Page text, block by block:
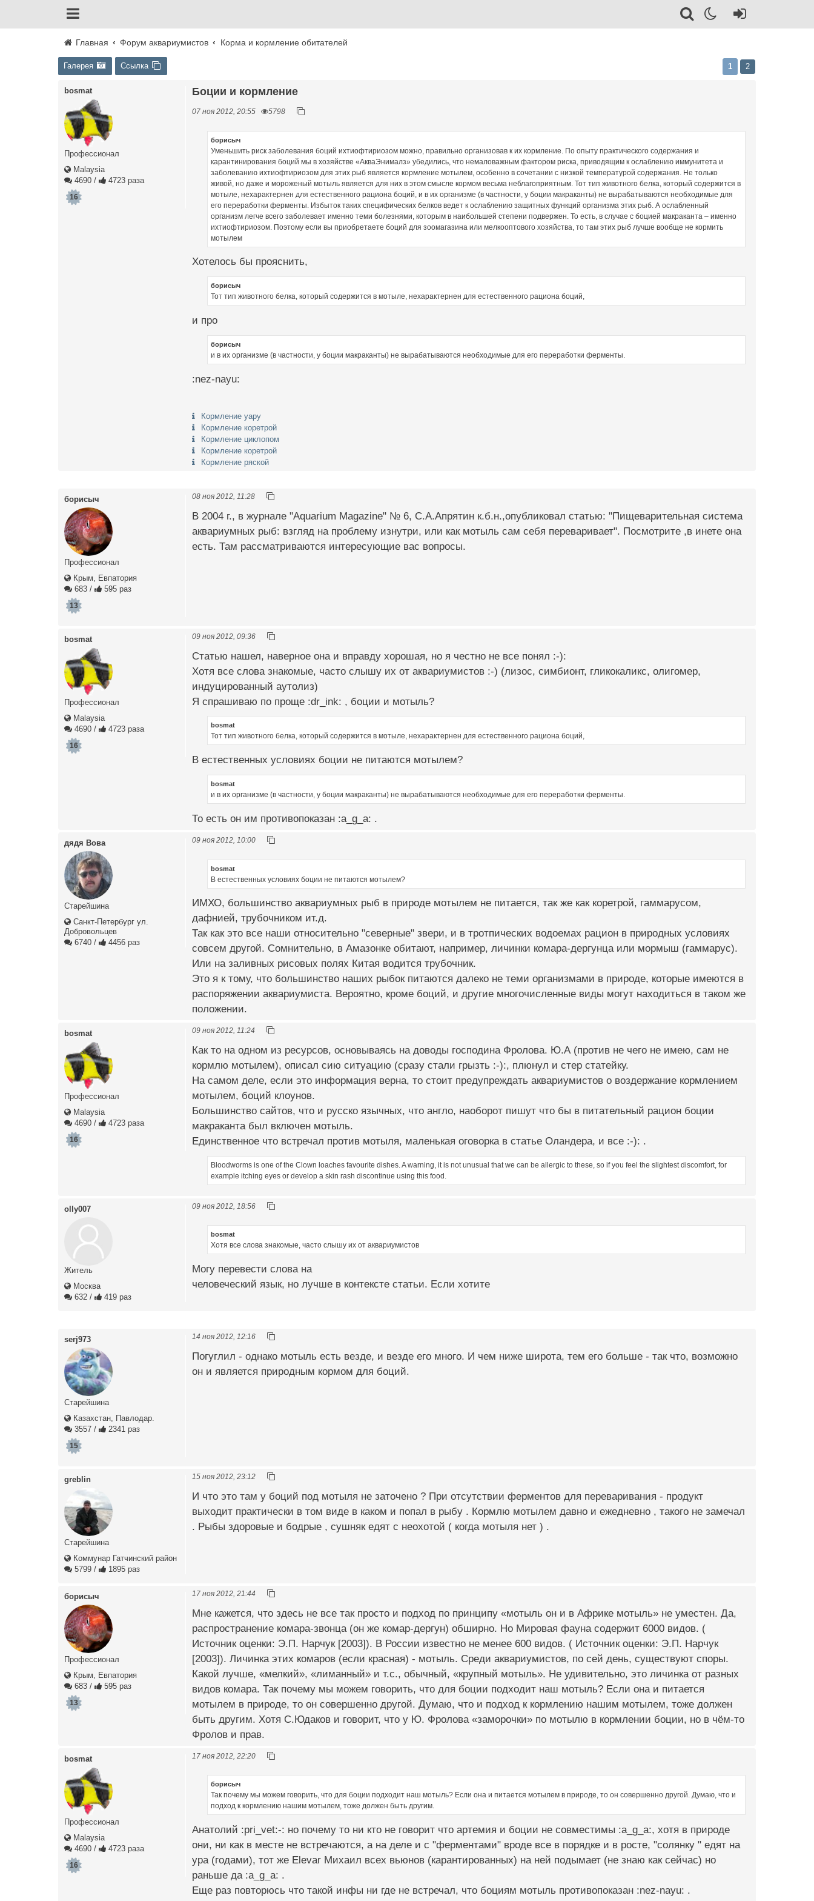
Главная Форум аквариумистов Корма и кормление обитателей
Галерея Ссылка 1 2
bosmat
Профессионал
Malaysia
4690 / 4723 раза
16
Боции и кормление
07 ноя 2012, 20:55 5798
борисыч
Уменьшить риск заболевания боций ихтиофтириозом можно, правильно организовав к их кормление. По опыту практического содержания и
карантинирования боций мы в хозяйстве «АкваЭнималз» убедились, что немаловажным фактором риска, приводящим к ослаблению иммунитета и
заболеванию ихтиофтириозом для этих рыб является кормление мотылем, особенно в сочетании с низкой температурой содержания. Не только
живой, но даже и мороженый мотыль является для них в этом смысле кормом весьма неблагоприятным. Тот тип животного белка, который содержится в
мотыле, нехарактернен для естественного рациона боций, и в их организме (в частности, у боции макраканты) не вырабатываются необходимые для
его переработки ферменты. Избыток таких специфических белков ведет к ослаблению защитных функций организма этих рыб. А ослабленный
организм легче всего заболевает именно теми болезнями, которым в наибольшей степени подвержен. То есть, в случае с боцией макраканта – именно
ихтиофтириозом. Поэтому если вы приобретаете боций для зоомагазина или мелкооптового хозяйства, то там этих рыб лучше вообще не кормить
мотылем
Хотелось бы прояснить,
борисыч
Тот тип животного белка, который содержится в мотыле, нехарактернен для естественного рациона боций,
и про
борисыч
и в их организме (в частности, у боции макраканты) не вырабатываются необходимые для его переработки ферменты.
:nez-nayu:
Кормление уару
Кормление коретрой
Кормление циклопом
Кормление коретрой
Кормление ряской
борисыч
Профессионал
Крым, Евпатория
683 / 595 раз
13
08 ноя 2012, 11:28
В 2004 г., в журнале "Aquarium Magazine" № 6, С.А.Апрятин к.б.н.,опубликовал статью: "Пищеварительная система
аквариумных рыб: взгляд на проблему изнутри, или как мотыль сам себя переваривает". Посмотрите ,в инете она
есть. Там рассматриваются интересующие вас вопросы.
bosmat
Профессионал
Malaysia
4690 / 4723 раза
16
09 ноя 2012, 09:36
Статью нашел, наверное она и вправду хорошая, но я честно не все понял :-):
Хотя все слова знакомые, часто слышу их от аквариумистов :-) (лизос, симбионт, гликокаликс, олигомер,
индуцированный аутолиз)
Я спрашиваю по проще :dr_ink: , боции и мотыль?
bosmat
Тот тип животного белка, который содержится в мотыле, нехарактернен для естественного рациона боций,
В естественных условиях боции не питаются мотылем?
bosmat
и в их организме (в частности, у боции макраканты) не вырабатываются необходимые для его переработки ферменты.
То есть он им противопоказан :a_g_a: .
дядя Вова
Старейшина
Санкт-Петербург ул.
Добровольцев
6740 / 4456 раз
09 ноя 2012, 10:00
bosmat
В естественных условиях боции не питаются мотылем?
ИМХО, большинство аквариумных рыб в природе мотылем не питается, так же как коретрой, гаммарусом,
дафнией, трубочником ит.д.
Так как это все наши относительно "северные" звери, и в тротпических водоемах рацион в природных условиях
совсем другой. Сомнительно, в Амазонке обитают, например, личинки комара-дергунца или мормыш (гаммарус).
Или на заливных рисовых полях Китая водится трубочник.
Это я к тому, что большинство наших рыбок питаются далеко не теми организмами в природе, которые имеются в
распоряжении аквариумиста. Вероятно, кроме боций, и другие многочисленные виды могут находиться в таком же
положении.
bosmat
Профессионал
Malaysia
4690 / 4723 раза
16
09 ноя 2012, 11:24
Как то на одном из ресурсов, основываясь на доводы господина Фролова. Ю.А (против не чего не имею, сам не
кормлю мотылем), описал сию ситуацию (сразу стали грызть :-):, плюнул и стер статейку.
На самом деле, если это информация верна, то стоит предупреждать аквариумистов о воздержание кормлением
мотылем, боций клоунов.
Большинство сайтов, что и русско язычных, что англо, наоборот пишут что бы в питательный рацион боции
макраканта был включен мотыль.
Единственное что встречал против мотыля, маленькая оговорка в статье Оландера, и все :-): .
Bloodworms is one of the Clown loaches favourite dishes. A warning, it is not unusual that we can be allergic to these, so if you feel the slightest discomfort, for
example itching eyes or develop a skin rash discontinue using this food.
olly007
Житель
Москва
632 / 419 раз
09 ноя 2012, 18:56
bosmat
Хотя все слова знакомые, часто слышу их от аквариумистов
Могу перевести слова на
человеческий язык, но лучше в контексте статьи. Если хотите
serj973
Старейшина
Казахстан, Павлодар.
3557 / 2341 раз
15
14 ноя 2012, 12:16
Погуглил - однако мотыль есть везде, и везде его много. И чем ниже широта, тем его больше - так что, возможно
он и является природным кормом для боций.
greblin
Старейшина
Коммунар Гатчинский район
5799 / 1895 раз
15 ноя 2012, 23:12
И что это там у боций под мотыля не заточено ? При отсутствии ферментов для переваривания - продукт
выходит практически в том виде в каком и попал в рыбу . Кормлю мотылем давно и ежедневно , такого не замечал
. Рыбы здоровые и бодрые , сушняк едят с неохотой ( когда мотыля нет ) .
борисыч
Профессионал
Крым, Евпатория
683 / 595 раз
13
17 ноя 2012, 21:44
Мне кажется, что здесь не все так просто и подход по принципу «мотыль он и в Африке мотыль» не уместен. Да,
распространение комара-звонца (он же комар-дергун) обширно. Но Мировая фауна содержит 6000 видов. (
Источник оценки: Э.П. Нарчук [2003]). В России известно не менее 600 видов. ( Источник оценки: Э.П. Нарчук
[2003]). Личинка этих комаров (если красная) - мотыль. Среди аквариумистов, по сей день, существуют споры.
Какой лучше, «мелкий», «лиманный» и т.с., обычный, «крупный мотыль». Не удивительно, это личинка от разных
видов комара. Так почему мы можем говорить, что для боции подходит наш мотыль? Если она и питается
мотылем в природе, то он совершенно другой. Думаю, что и подход к кормлению нашим мотылем, тоже должен
быть другим. Хотя С.Юдаков и говорит, что у Ю. Фролова «заморочки» по мотылю в кормлении боции, но в чём-то
Фролов и прав.
bosmat
Профессионал
Malaysia
4690 / 4723 раза
16
17 ноя 2012, 22:20
борисыч
Так почему мы можем говорить, что для боции подходит наш мотыль? Если она и питается мотылем в природе, то он совершенно другой. Думаю, что и
подход к кормлению нашим мотылем, тоже должен быть другим.
Анатолий :pri_vet:-: но почему то ни кто не говорит что артемия и боции не совместимы :a_g_a:, хотя в природе
они, ни как в месте не встречаются, а на деле и с "ферментами" вроде все в порядке и в росте, "солянку " едят на
ура (годами), тот же Elevar Михаил всех вьюнов (карантированных) на ней подымает (не знаю как сейчас) но
раньше да :a_g_a: .
Еще раз повторюсь что такой инфы ни где не встречал, что боциям мотыль противопоказан :nez-nayu: .